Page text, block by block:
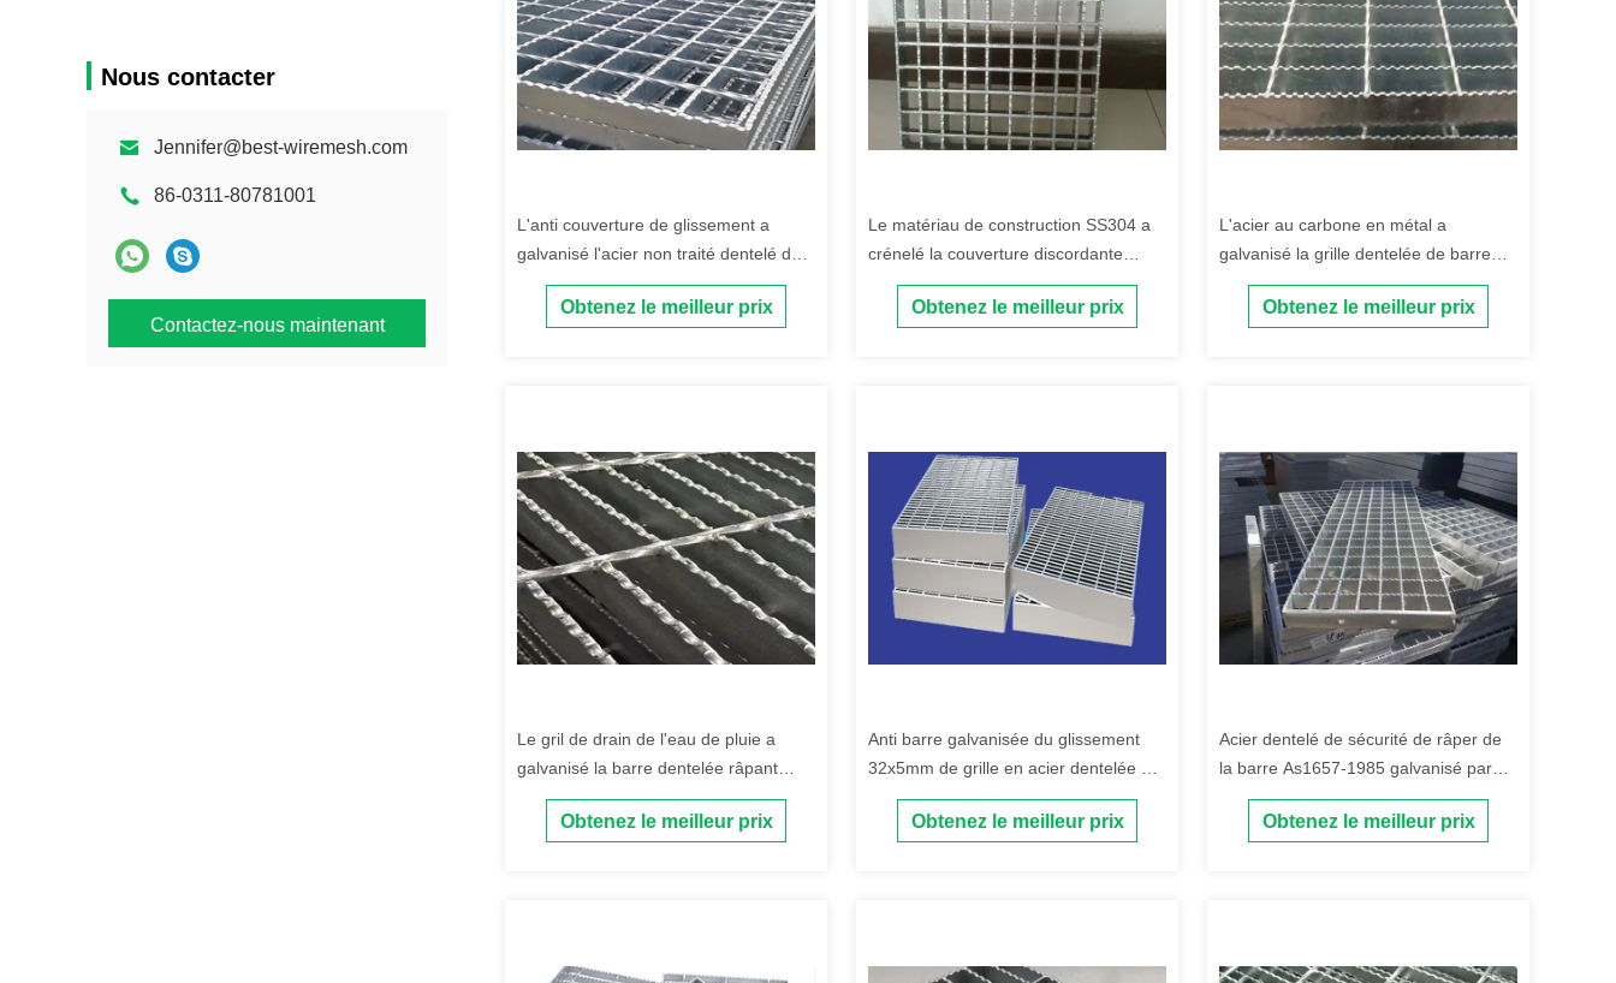
Nous contacter
Jennifer@best-wiremesh.com
86-0311-80781001
Contactez-nous maintenant
L'anti couverture de glissement a
galvanisé l'acier non traité dentelé de
râper de barre
Obtenez le meilleur prix
Le matériau de construction SS304 a
crénelé la couverture discordante
galvanisée de drain
Obtenez le meilleur prix
L'acier au carbone en métal a
galvanisé la grille dentelée de barre
pour la construction et le trottoir
Obtenez le meilleur prix
Le gril de drain de l'eau de pluie a
galvanisé la barre dentelée râpant
l'acier plongé chaud
Obtenez le meilleur prix
Anti barre galvanisée du glissement
32x5mm de grille en acier dentelée par
allée dentée
Obtenez le meilleur prix
Acier dentelé de sécurité de râper de
la barre As1657-1985 galvanisé par
norme
Obtenez le meilleur prix